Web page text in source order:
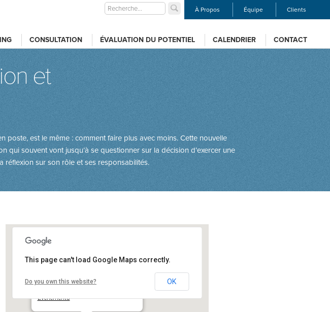
À Propos Équipe Clients
CONSULTATION ÉVALUATION DU POTENTIEL CALENDRIER CONTACT
et
poste, est le même : comment faire plus avec moins. Cette nouvelle
souvent vont jusqu’à se questionner sur la décision d’exercer une
ré­flexion sur son rôle et ses responsabilités.
COSE inc.
Événements
This page can't load Google Maps correctly.
Do you own this website? OK